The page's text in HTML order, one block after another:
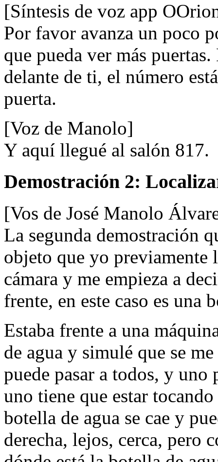
[Síntesis de voz app
Por favor avanza un poco
que pueda ver más
delante de ti, el número
puerta.
[Voz de Manolo]
Y aquí llegué al salón 817.
Demostración 2:
[Vos de José Manolo
La segunda demostración
objeto que yo previamente
cámara y me empieza a
frente, en este caso es una
Estaba frente a una
de agua y simulé que se
puede pasar a todos, y uno
uno tiene que estar
botella de agua se cae y
derecha, lejos, cerca, pero